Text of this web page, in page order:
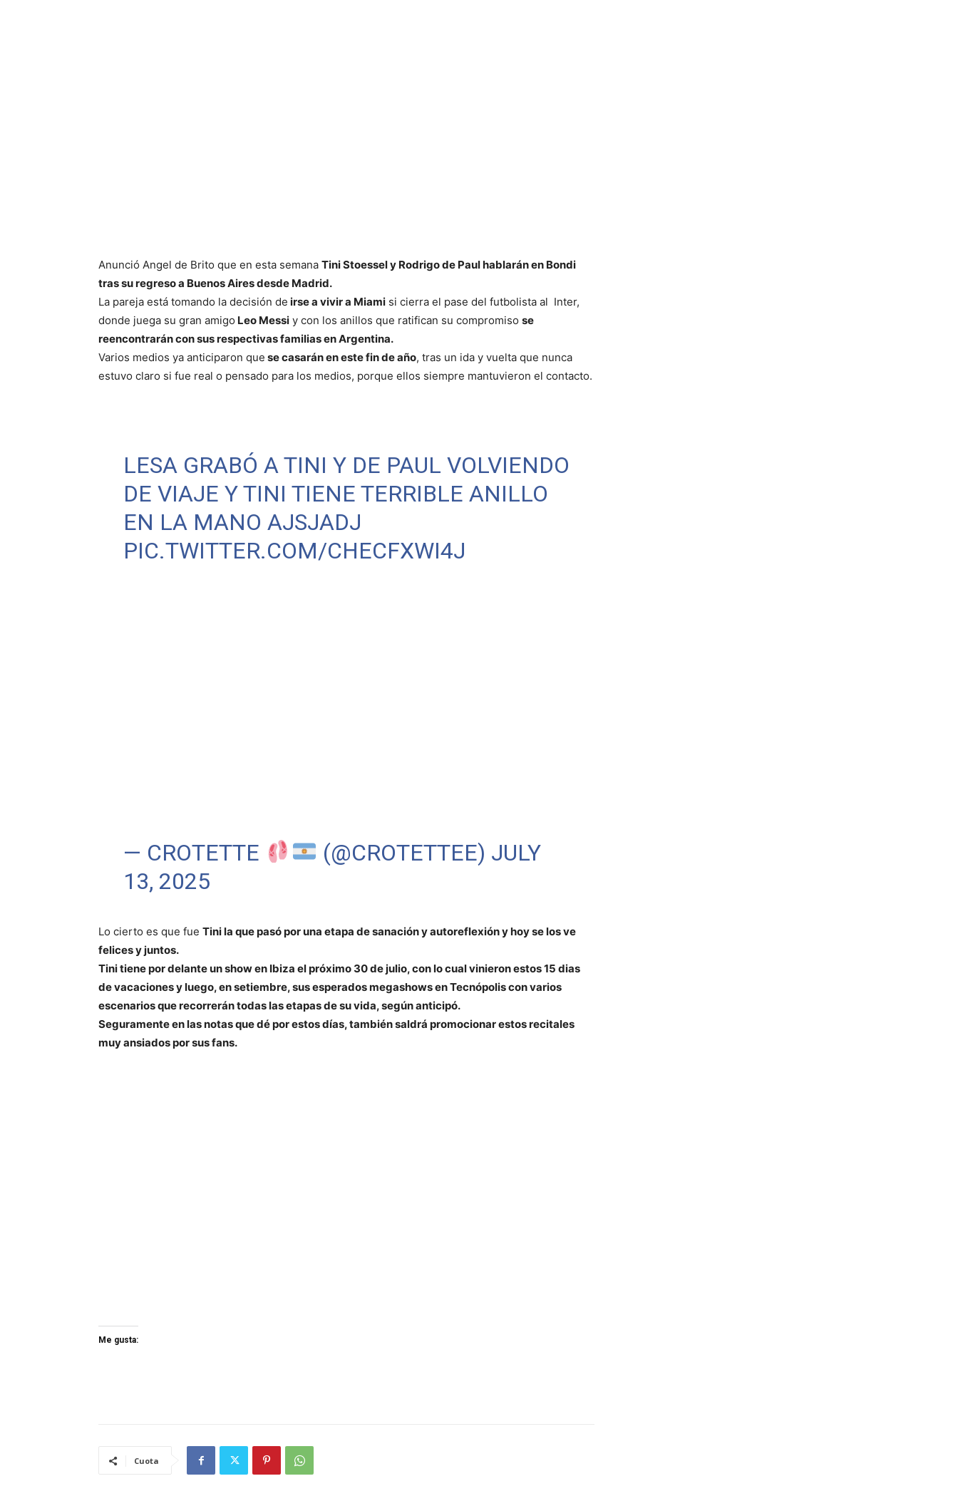
Anunció Angel de Brito que en esta semana Tini Stoessel y Rodrigo de Paul hablarán en Bondi
tras su regreso a Buenos Aires desde Madrid.
La pareja está tomando la decisión de irse a vivir a Miami si cierra el pase del futbolista al Inter,
donde juega su gran amigo Leo Messi y con los anillos que ratifican su compromiso se
reencontrarán con sus respectivas familias en Argentina.
Varios medios ya anticiparon que se casarán en este fin de año, tras un ida y vuelta que nunca
estuvo claro si fue real o pensado para los medios, porque ellos siempre mantuvieron el contacto.
LESA GRABÓ A TINI Y DE PAUL VOLVIENDO
DE VIAJE Y TINI TIENE TERRIBLE ANILLO
EN LA MANO AJSJADJ
PIC.TWITTER.COM/CHECFXWI4J
— CROTETTE (@CROTETTEE) JULY
13, 2025
Lo cierto es que fue Tini la que pasó por una etapa de sanación y autoreflexión y hoy se los ve
felices y juntos.
Tini tiene por delante un show en Ibiza el próximo 30 de julio, con lo cual vinieron estos 15 dias
de vacaciones y luego, en setiembre, sus esperados megashows en Tecnópolis con varios
escenarios que recorrerán todas las etapas de su vida, según anticipó.
Seguramente en las notas que dé por estos días, también saldrá promocionar estos recitales
muy ansiados por sus fans.
Me gusta:
Cuota